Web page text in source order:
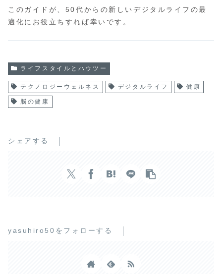
このガイドが、50代からの新しいデジタルライフの最
適化にお役立ちすれば幸いです。
ライフスタイルとハウツー
テクノロジーウェルネス デジタルライフ 健康
脳の健康
シェアする
yasuhiro50をフォローする